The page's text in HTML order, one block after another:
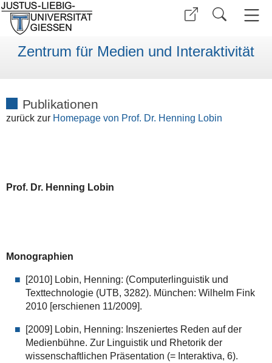
Zentrum für Medien und Interaktivität
Publikationen
zurück zur Homepage von Prof. Dr. Henning Lobin
Prof. Dr. Henning Lobin
Monographien
[2010] Lobin, Henning: (Computerlinguistik und
Texttechnologie (UTB, 3282). München: Wilhelm Fink
2010 [erschienen 11/2009].
[2009] Lobin, Henning: Inszeniertes Reden auf der
Medienbühne. Zur Linguistik und Rhetorik der
wissenschaftlichen Präsentation (= Interaktiva, 6).